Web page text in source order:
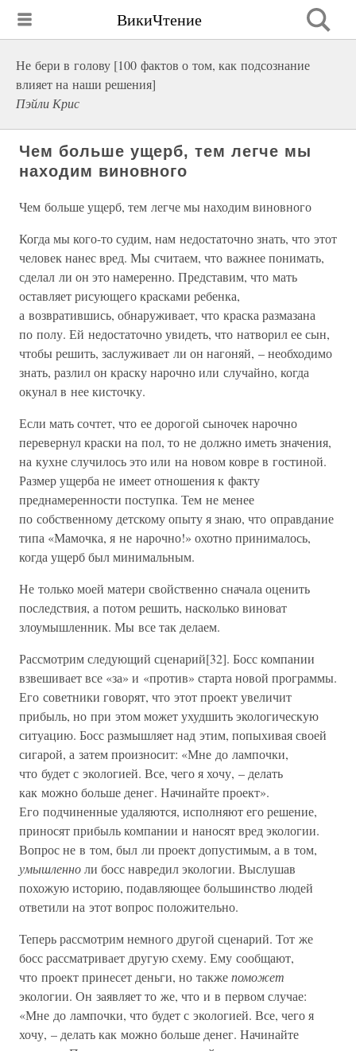
ВикиЧтение
Не бери в голову [100 фактов о том, как подсознание
влияет на наши решения]
Пэйли Крис
Чем больше ущерб, тем легче мы
находим виновного
Чем больше ущерб, тем легче мы находим виновного
Когда мы кого-то судим, нам недостаточно знать, что этот
человек нанес вред. Мы считаем, что важнее понимать,
сделал ли он это намеренно. Представим, что мать
оставляет рисующего красками ребенка,
а возвратившись, обнаруживает, что краска размазана
по полу. Ей недостаточно увидеть, что натворил ее сын,
чтобы решить, заслуживает ли он нагоняй, – необходимо
знать, разлил он краску нарочно или случайно, когда
окунал в нее кисточку.
Если мать сочтет, что ее дорогой сыночек нарочно
перевернул краски на пол, то не должно иметь значения,
на кухне случилось это или на новом ковре в гостиной.
Размер ущерба не имеет отношения к факту
преднамеренности поступка. Тем не менее
по собственному детскому опыту я знаю, что оправдание
типа «Мамочка, я не нарочно!» охотно принималось,
когда ущерб был минимальным.
Не только моей матери свойственно сначала оценить
последствия, а потом решить, насколько виноват
злоумышленник. Мы все так делаем.
Рассмотрим следующий сценарий[32]. Босс компании
взвешивает все «за» и «против» старта новой программы.
Его советники говорят, что этот проект увеличит
прибыль, но при этом может ухудшить экологическую
ситуацию. Босс размышляет над этим, попыхивая своей
сигарой, а затем произносит: «Мне до лампочки,
что будет с экологией. Все, чего я хочу, – делать
как можно больше денег. Начинайте проект».
Его подчиненные удаляются, исполняют его решение,
приносят прибыль компании и наносят вред экологии.
Вопрос не в том, был ли проект допустимым, а в том,
умышленноли босс навредил экологии. Выслушав
похожую историю, подавляющее большинство людей
ответили на этот вопрос положительно.
Теперь рассмотрим немного другой сценарий. Тот же
босс рассматривает другую схему. Ему сообщают,
что проект принесет деньги, но такжепоможет
экологии. Он заявляет то же, что и в первом случае:
«Мне до лампочки, что будет с экологией. Все, чего я
хочу, – делать как можно больше денег. Начинайте